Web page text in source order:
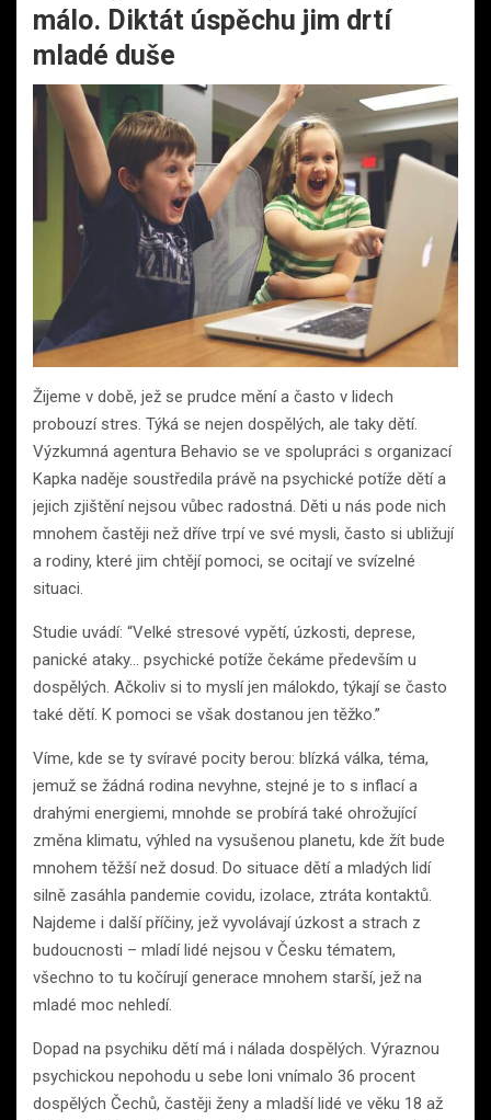
málo. Diktát úspěchu jim drtí
mladé duše
Žijeme v době, jež se prudce mění a často v lidech
probouzí stres. Týká se nejen dospělých, ale taky dětí.
Výzkumná agentura Behavio se ve spolupráci s organizací
Kapka naděje soustředila právě na psychické potíže dětí a
jejich zjištění nejsou vůbec radostná. Děti u nás pode nich
mnohem častěji než dříve trpí ve své mysli, často si ubližují
a rodiny, které jim chtějí pomoci, se ocitají ve svízelné
situaci.
Studie uvádí: “Velké stresové vypětí, úzkosti, deprese,
panické ataky… psychické potíže čekáme především u
dospělých. Ačkoliv si to myslí jen málokdo, týkají se často
také dětí. K pomoci se však dostanou jen těžko.”
Víme, kde se ty svíravé pocity berou: blízká válka, téma,
jemuž se žádná rodina nevyhne, stejné je to s inflací a
drahými energiemi, mnohde se probírá také ohrožující
změna klimatu, výhled na vysušenou planetu, kde žít bude
mnohem těžší než dosud. Do situace dětí a mladých lidí
silně zasáhla pandemie covidu, izolace, ztráta kontaktů.
Najdeme i další příčiny, jež vyvolávají úzkost a strach z
budoucnosti – mladí lidé nejsou v Česku tématem,
všechno to tu kočírují generace mnohem starší, jež na
mladé moc nehledí.
Dopad na psychiku dětí má i nálada dospělých. Výraznou
psychickou nepohodu u sebe loni vnímalo 36 procent
dospělých Čechů, častěji ženy a mladší lidé ve věku 18 až